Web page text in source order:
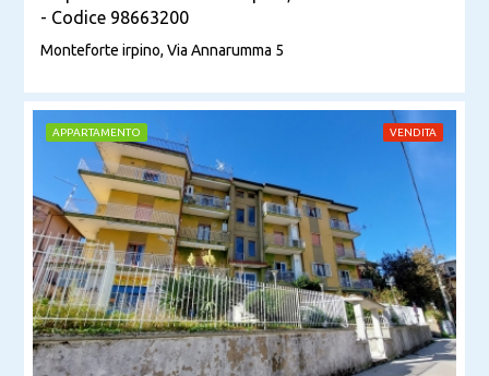
- Codice 98663200
Monteforte irpino, Via Annarumma 5
APPARTAMENTO VENDITA